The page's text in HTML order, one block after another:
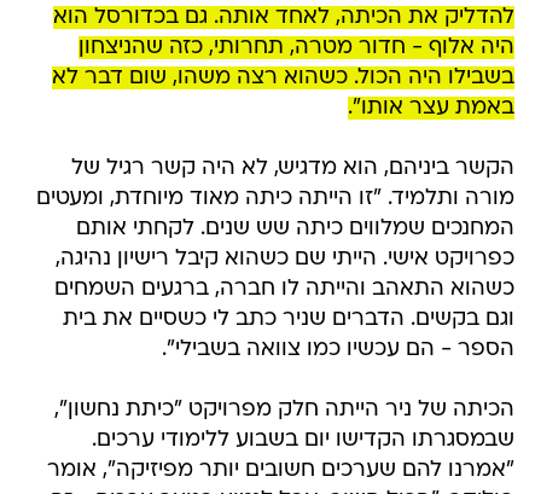
להדליק את הכיתה, לאחד אותה. גם בכדורסל הוא
היה אלוף - חדור מטרה, תחרותי, כזה שהניצחון
בשבילו היה הכול. כשהוא רצה משהו, שום דבר לא
באמת עצר אותו".
הקשר ביניהם, הוא מדגיש, לא היה קשר רגיל של
מורה ותלמיד. "זו הייתה כיתה מאוד מיוחדת, ומעטים
המחנכים שמלווים כיתה שש שנים. לקחתי אותם
כפרויקט אישי. הייתי שם כשהוא קיבל רישיון נהיגה,
כשהוא התאהב והייתה לו חברה, ברגעים השמחים
וגם בקשים. הדברים שניר כתב לי כשסיים את בית
הספר - הם עכשיו כמו צוואה בשבילי".
הכיתה של ניר הייתה חלק מפרויקט "כיתת נחשון",
שבמסגרתו הקדישו יום בשבוע ללימודי ערכים.
"אמרנו להם שערכים חשובים יותר מפיזיקה", אומר